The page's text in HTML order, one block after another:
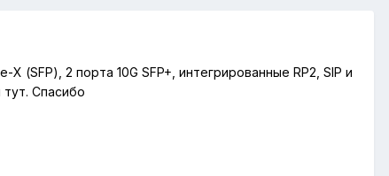
(SFP), 2 порта 10G SFP+, интегрированные RP2, SIP и
тут. Спасибо